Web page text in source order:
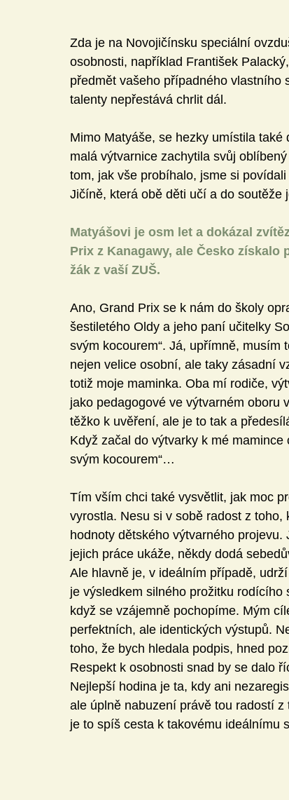
Zda je na Novojičínsku speciální
osobnosti, například František
předmět vašeho případného vlastního
talenty nepřestává chrlit dál.
Mimo Matyáše, se hezky umístila
malá výtvarnice zachytila svůj
tom, jak vše probíhalo, jsme si
Jičíně, která obě děti učí a do soutěže
Matyášovi je osm let a dokázal
Prix z Kanagawy, ale Česko
žák z vaší ZUŠ.
Ano, Grand Prix se k nám do školy
šestiletého Oldy a jeho paní učitelky
svým kocourem“. Já, upřímně,
nejen velice osobní, ale taky zásadní
totiž moje maminka. Oba mí rodiče,
jako pedagogové ve výtvarném oboru
těžko k uvěření, ale je to tak a
Když začal do výtvarky k mé
svým kocourem“…
Tím vším chci také vysvětlit, jak moc
vyrostla. Nesu si v sobě radost z
hodnoty dětského výtvarného
jejich práce ukáže, někdy dodá
Ale hlavně je, v ideálním případě,
je výsledkem silného prožitku rodícího
když se vzájemně pochopíme. Mým
perfektních, ale identických výstupů.
toho, že bych hledala podpis, hned
Respekt k osobnosti snad by se dalo
Nejlepší hodina je ta, kdy ani
ale úplně nabuzení právě tou radostí
je to spíš cesta k takovému ideálnímu